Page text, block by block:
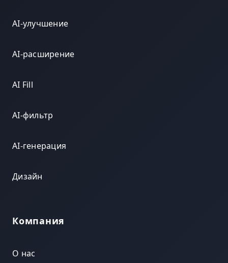
AI-улучшение
AI-расширение
AI Fill
AI-фильтр
AI-генерация
Дизайн
Компания
О нас